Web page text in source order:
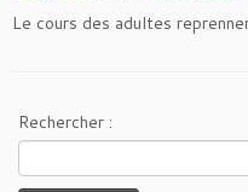
Le cours des adultes
Rechercher :